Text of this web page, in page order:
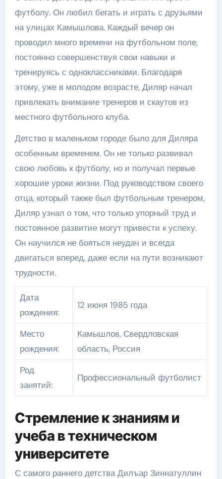
футболу. Он любил бегать и играть с друзьями
на улицах Камышлова. Каждый вечер он
проводил много времени на футбольном поле,
постоянно совершенствуя свои навыки и
тренируясь с одноклассниками. Благодаря
этому, уже в молодом возрасте, Диляр начал
привлекать внимание тренеров и скаутов из
местного футбольного клуба.
Детство в маленьком городе было для Диляра
особенным временем. Он не только развивал
свою любовь к футболу, но и получал первые
хорошие уроки жизни. Под руководством своего
отца, который также был футбольным тренером,
Диляр узнал о том, что только упорный труд и
постоянное развитие могут привести к успеху.
Он научился не бояться неудач и всегда
двигаться вперед, даже если на пути возникают
трудности.
Дата
рождения:
12 июня 1985 года
Место
рождения:
Камышлов, Свердловская
область, Россия
Род
занятий:
Профессиональный футболист
Стремление к знаниям и
учеба в техническом
университете
С самого раннего детства Дилъар Зиннатуллин